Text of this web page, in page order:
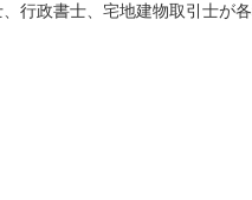
行政書士、宅地建物取引士が